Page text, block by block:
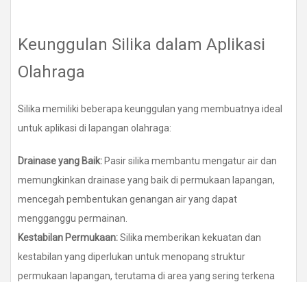
Keunggulan Silika dalam Aplikasi
Olahraga
Silika memiliki beberapa keunggulan yang membuatnya ideal
untuk aplikasi di lapangan olahraga:
Drainase yang Baik: Pasir silika membantu mengatur air dan
memungkinkan drainase yang baik di permukaan lapangan,
mencegah pembentukan genangan air yang dapat
mengganggu permainan.
Kestabilan Permukaan:Silika memberikan kekuatan dan
kestabilan yang diperlukan untuk menopang struktur
permukaan lapangan, terutama di area yang sering terkena